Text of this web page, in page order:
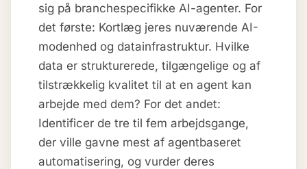
sig på branchespecifikke AI-agenter. For
det første: Kortlæg jeres nuværende AI-
modenhed og datainfrastruktur. Hvilke
data er strukturerede, tilgængelige og af
tilstrækkelig kvalitet til at en agent kan
arbejde med dem? For det andet:
Identificer de tre til fem arbejdsgange,
der ville gavne mest af agentbaseret
automatisering, og vurder deres